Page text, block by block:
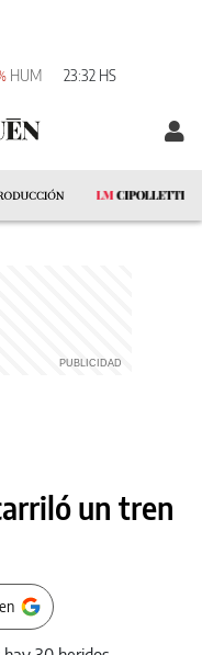
HUM 23:32 HS
un tren